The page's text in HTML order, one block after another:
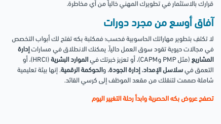
قرارك بالاستثمار في تطويرك المهني خالياً من أي مخاطرة.
آفاق أوسع من مجرد دورات
لا تكتفِ بتطوير مهاراتك الحاسوبية فحسب؛ فمكتبة بكه تفتح لك أبواب التخصص
في مجالات حيوية تقود سوق العمل حالياً. يمكنك الانطلاق في مسارات إدارة
المشاريع (مثل PMP وCAPM)، أو تعزيز خبرتك في الموارد البشرية
(HRCI)، أو
التعمق في سلاسل الإمداد، إدارة الجودة، و الحوكمة الرقمية. إنها بيئة تعليمية
شاملة صممت لتنقلك من مقعد الموظف إلى كرسي القائد.
تصفح عروض بكه الحصرية وابدأ رحلة التغيير اليوم